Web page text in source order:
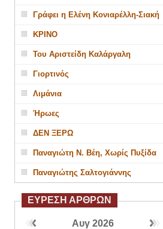
Γράφει η Ελένη Κονιαρέλλη-Σιακή
ΚΡΙΝΟ
Του Αριστείδη Καλάργαλη
Γιορτινός
Λιμάνια
Ήρωες
ΔΕΝ ΞΕΡΩ
Παναγιώτη Ν. Βέη, Χωρίς Πυξίδα
Παναγιώτης Σαλτογιάννης
ΕΥΡΕΣΗ ΑΡΘΡΩΝ
Αυγ 2026